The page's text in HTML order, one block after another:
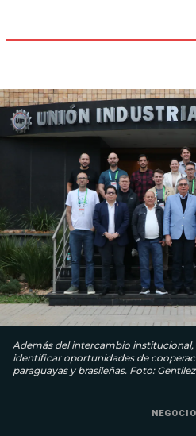
Además del intercambio
identificar oportunidades de
paraguayas y brasileñas. Foto: